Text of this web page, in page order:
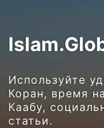
Используйте
Коран, время
Каабу,
статьи.